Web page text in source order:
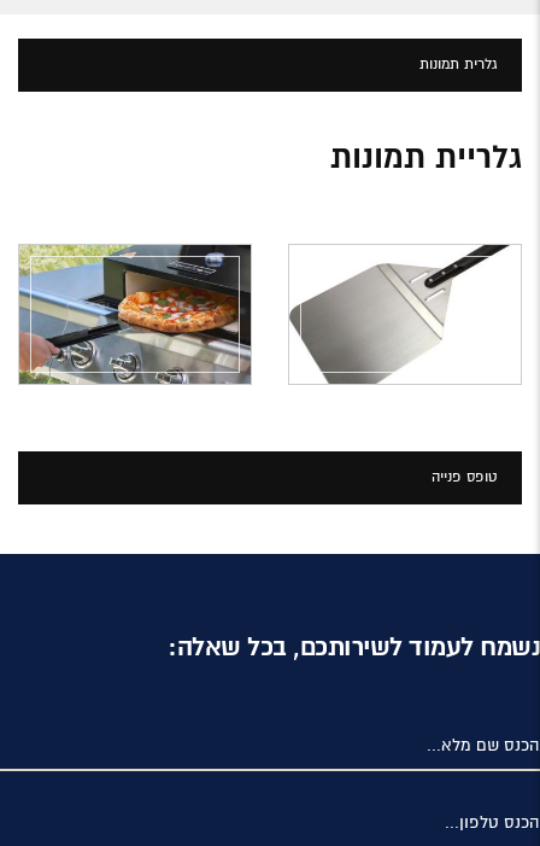
גלרית תמונות
גלריית תמונות
טופס פנייה
נשמח לעמוד לשירותכם, בכל שאלה:
הכנס שם מלא...
הכנס טלפון...